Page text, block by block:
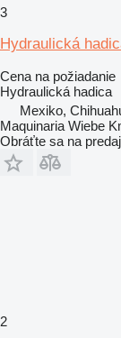
3
Hydraulická
Cena na požiadanie
Hydraulická hadica
Mexiko,
Maquinaria Wiebe
Obráťte sa na
2